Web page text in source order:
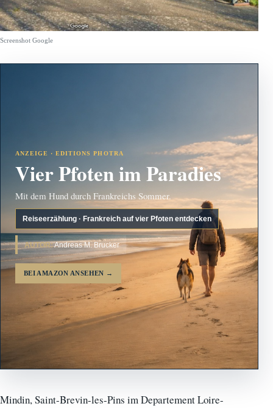
Screenshot Google
ANZEIGE · EDITIONS PHOTRA
Vier Pfoten im Paradies
Mit dem Hund durch Frankreichs Sommer.
Reiseerzählung · Frankreich auf vier Pfoten entdecken
AUTOR:Andreas M. Brucker
BEI AMAZON ANSEHEN →
Mindin, Saint-Brevin-les-Pins im Departement Loire-